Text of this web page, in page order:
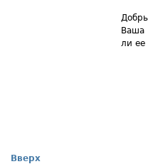
Ваша
ли ее
Вверх